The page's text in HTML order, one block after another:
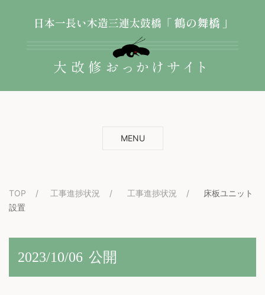
MENU
TOP 工事進捗状況 工事進捗状況
床板ユニット
設置
2023/10/06 公開